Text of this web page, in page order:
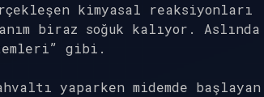
kimyasal reaksiyonları
biraz soğuk kalıyor. Aslında
gibi.
yaparken midemde başlayan